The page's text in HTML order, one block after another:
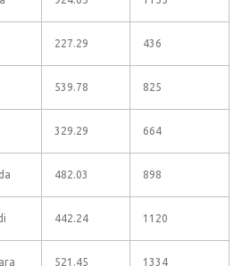
227.29 436
539.78 825
329.29 664
482.03 898
442.24 1120
521.45 1334